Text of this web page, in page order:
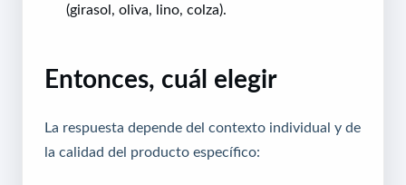
(girasol, oliva, lino, colza).
Entonces, cuál elegir
La respuesta depende del contexto individual y de
la calidad del producto específico: